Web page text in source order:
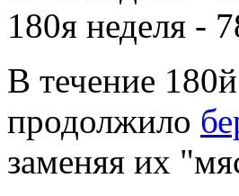
180я неделя -
В течение
продолжило
заменяя их